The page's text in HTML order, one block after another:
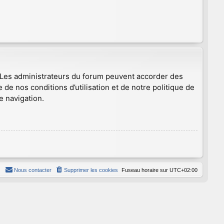
administrateurs du forum peuvent accorder des
nos conditions d’utilisation et de notre politique de
navigation.
Fuseau horaire sur UTC+02:00
Supprimer les cookies
Nous contacter